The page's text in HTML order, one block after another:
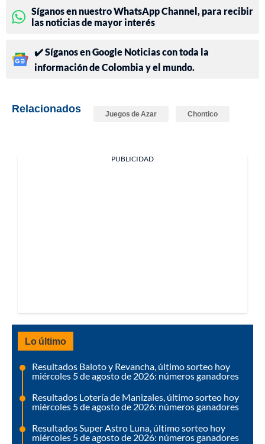
Síganos en nuestro WhatsApp Channel, para recibir
las noticias de mayor interés
✔️ Síganos en Google Noticias con toda la
información de Colombia y el mundo.
Relacionados Juegos de Azar Chontico
PUBLICIDAD
Lo último
Resultados Baloto y Revancha, último sorteo hoy
miércoles 5 de agosto de 2026: números ganadores
Resultados Lotería de Manizales, último sorteo hoy
miércoles 5 de agosto de 2026: números ganadores
Resultados Super Astro Luna, último sorteo hoy
miércoles 5 de agosto de 2026: números ganadores